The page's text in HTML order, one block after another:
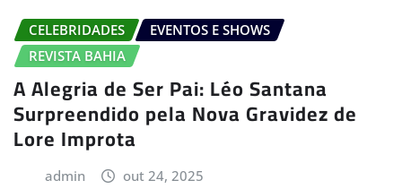
CELEBRIDADES
EVENTOS E SHOWS
REVISTA BAHIA
A Alegria de Ser Pai: Léo Santana
Surpreendido pela Nova Gravidez de
Lore Improta
admin out 24, 2025